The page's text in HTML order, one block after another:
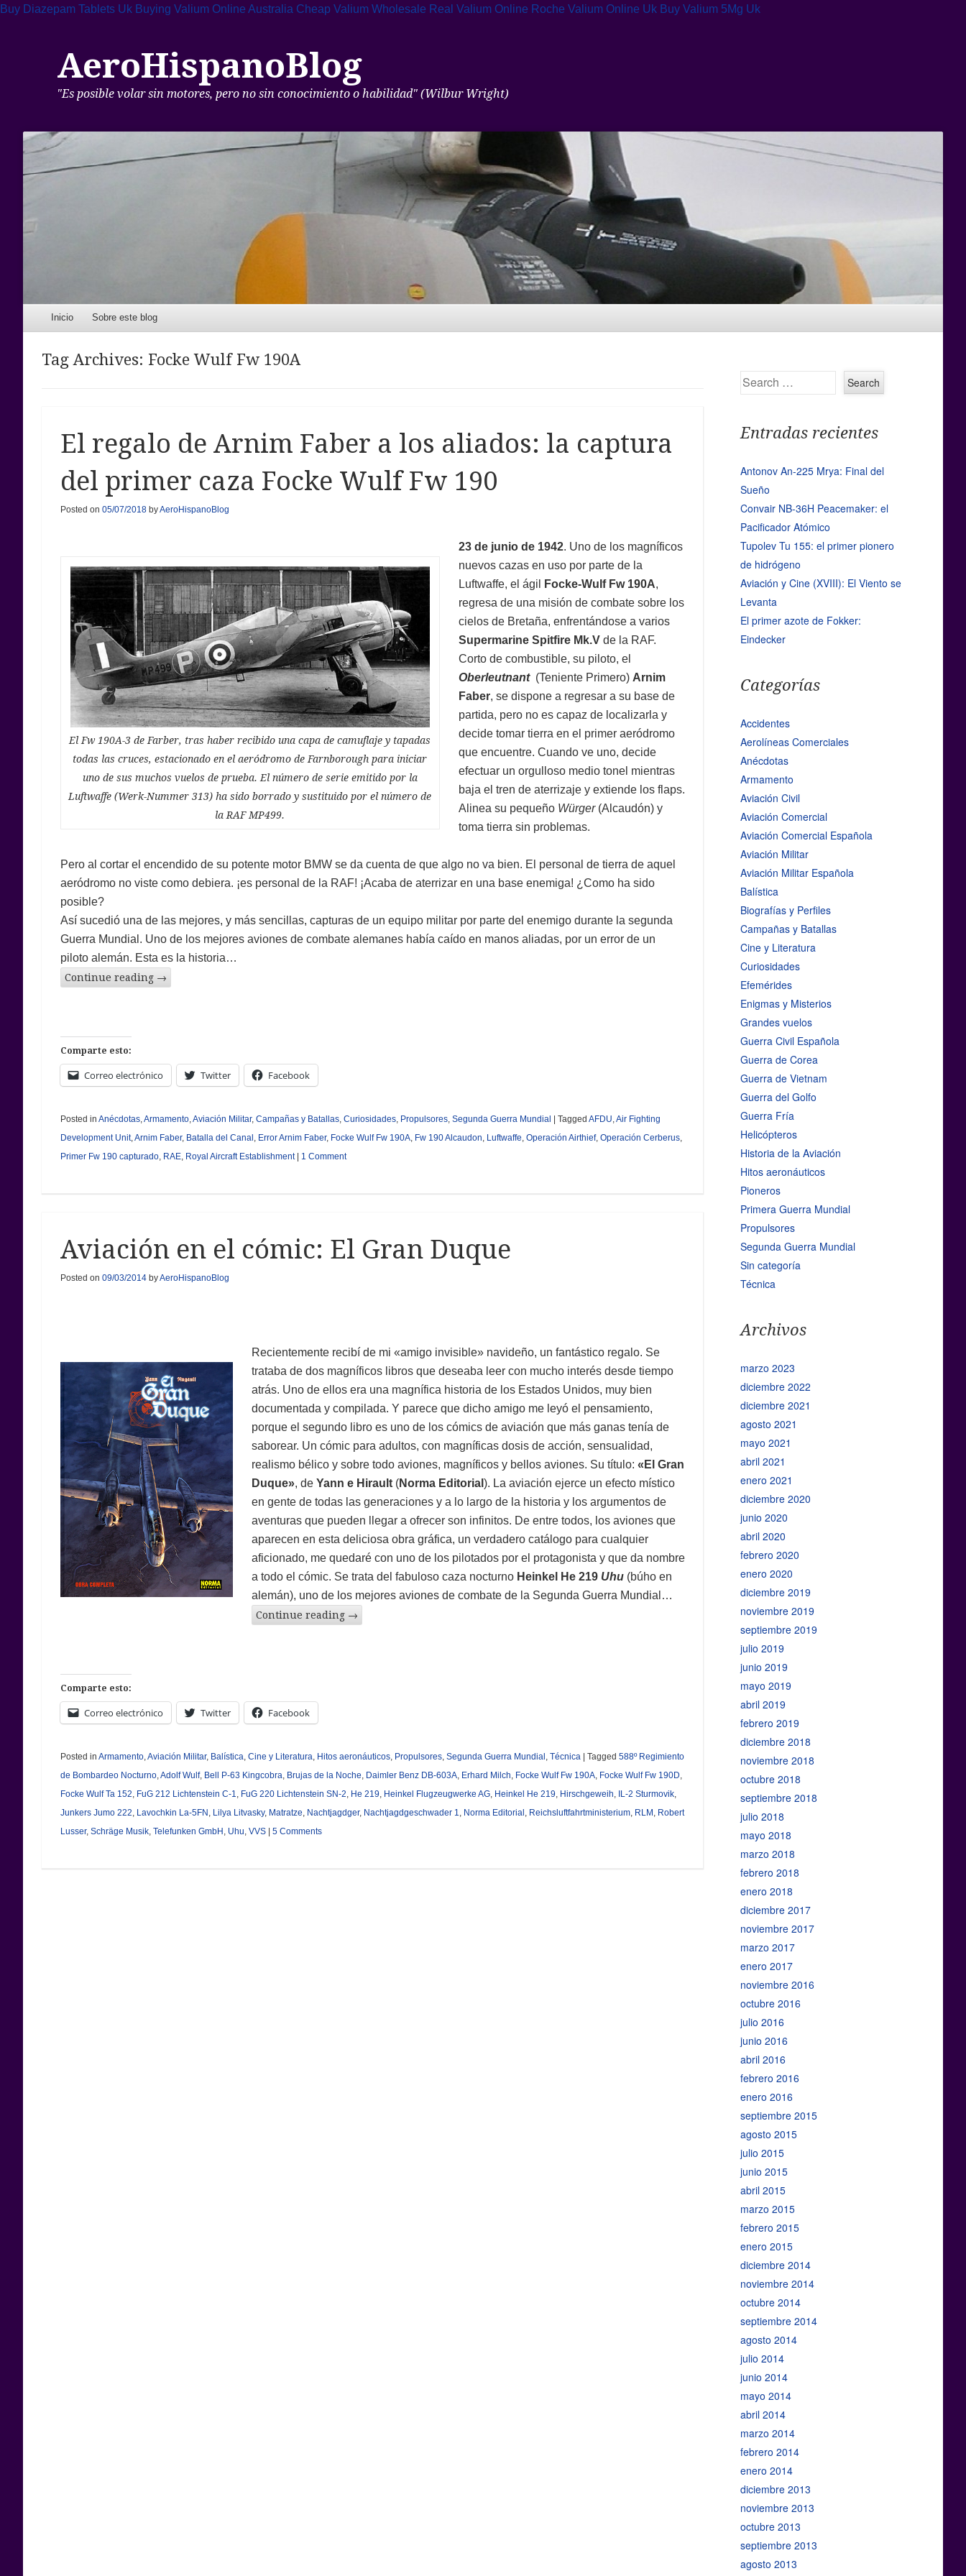
Buy Diazepam Tablets Uk Buying Valium Online Australia Cheap Valium Wholesale Real Valium Online Roche Valium Online Uk Buy Valium 5Mg Uk
AeroHispanoBlog
"Es posible volar sin motores, pero no sin conocimiento o habilidad" (Wilbur Wright)
Menu
Skip to content
Inicio Sobre este blog
Tag Archives: Focke Wulf Fw 190A
El regalo de Arnim Faber a los aliados: la captura
del primer caza Focke Wulf Fw 190
Posted on 05/07/2018byAeroHispanoBlog
El Fw 190A-3 de Farber, tras haber recibido una capa de camuflaje y tapadas
todas las cruces, estacionado en el aeródromo de Farnborough para iniciar
uno de sus muchos vuelos de prueba. El número de serie emitido por la
Luftwaffe (Werk-Nummer 313) ha sido borrado y sustituido por el número de
la RAF MP499.
23 de junio de 1942. Uno de los magníficos
nuevos cazas en uso por parte de la
Luftwaffe, el ágil
Focke-Wulf Fw 190A,
regresa de una misión de combate sobre los
cielos de Bretaña, enfrentándose a varios
Supermarine Spitfire Mk.Vde la RAF.
Corto de combustible, su piloto, el
Oberleutnant (Teniente Primero) Arnim
Faber, se dispone a regresar a su base de
partida, pero no es capaz de localizarla y
decide tomar tierra en el primer aeródromo
que encuentre. Cuando ve uno, decide
efectuar un orgulloso medio tonel mientras
baja el tren de aterrizaje y extiende los flaps.
Alinea su pequeño Würger(Alcaudón) y
toma tierra sin problemas.
Pero al cortar el encendido de su potente motor BMW se da cuenta de que algo no va bien. El personal de tierra de aquel
aeródromo no viste como debiera. ¡es personal de la RAF! ¡Acaba de aterrizar en una base enemiga! ¿Como ha sido
posible?
Así sucedió una de las mejores, y más sencillas, capturas de un equipo militar por parte del enemigo durante la segunda
Guerra Mundial. Uno de los mejores aviones de combate alemanes había caído en manos aliadas, por un error de un
piloto alemán. Esta es la historia…
Continue reading →
Comparte esto:
Correo electrónico Twitter Facebook
Posted in Anécdotas,Armamento,Aviación Militar, Campañas y Batallas, Curiosidades, Propulsores, Segunda Guerra Mundial | Tagged AFDU,Air Fighting
Development Unit,Arnim Faber, Batalla del Canal, Error Arnim Faber, Focke Wulf Fw 190A, Fw 190 Alcaudon, Luftwaffe, Operación Airthief, Operación Cerberus,
Primer Fw 190 capturado, RAE, Royal Aircraft Establishment | 1 Comment
Aviación en el cómic: El Gran Duque
Posted on 09/03/2014byAeroHispanoBlog
Recientemente recibí de mi «amigo invisible» navideño, un fantástico regalo. Se
trataba de dos magníficos libros que deseaba leer con mucho interés desde tiempo
atrás. Uno de ellos era una magnífica historia de los Estados Unidos, muy bien
documentada y compilada. Y parece que dicho amigo me leyó el pensamiento,
porque el segundo libro es uno de los cómics de aviación que más ganas tenía de
saborear. Un cómic para adultos, con magníficas dosis de acción, sensualidad,
realismo bélico y sobre todo aviones, magníficos y bellos aviones. Su título: «El Gran
Duque», de Yann e Hirault (Norma Editorial ). La aviación ejerce un efecto místico
en gente de todas las generaciones y a lo largo de la historia y los argumentos de
aventuras que pueden llegar a ofrecer son infinitos. De entre todos, los aviones que
aparecen en esta deliciosa obra gráfica, un verdadero catálogo para cualquier
aficionado, me quedaré con uno de los pilotados por el protagonista y que da nombre
a todo el cómic. Se trata del fabuloso caza nocturno Heinkel He 219 Uhu(búho en
alemán), uno de los mejores aviones de combate de la Segunda Guerra Mundial…
Continue reading →
Comparte esto:
Correo electrónico Twitter Facebook
Posted in Armamento,Aviación Militar, Balística, Cine y Literatura, Hitos aeronáuticos, Propulsores, Segunda Guerra Mundial, Técnica | Tagged 588º Regimiento
de Bombardeo Nocturno,Adolf Wulf, Bell P-63 Kingcobra, Brujas de la Noche, Daimler Benz DB-603A, Erhard Milch, Focke Wulf Fw 190A, Focke Wulf Fw 190D,
Focke Wulf Ta 152, FuG 212 Lichtenstein C-1, FuG 220 Lichtenstein SN-2, He 219, Heinkel Flugzeugwerke AG, Heinkel He 219, Hirschgeweih, IL-2 Sturmovik,
Junkers Jumo 222, Lavochkin La-5FN, Lilya Litvasky, Matratze, Nachtjagdger, Nachtjagdgeschwader 1, Norma Editorial, Reichsluftfahrtministerium, RLM, Robert
Lusser, Schräge Musik, Telefunken GmbH, Uhu, VVS | 5 Comments
Search
Entradas recientes
Antonov An-225 Mrya: Final del
Sueño
Convair NB-36H Peacemaker: el
Pacificador Atómico
Tupolev Tu 155: el primer pionero
de hidrógeno
Aviación y Cine (XVIII): El Viento se
Levanta
El primer azote de Fokker:
Eindecker
Categorías
Accidentes
Aerolíneas Comerciales
Anécdotas
Armamento
Aviación Civil
Aviación Comercial
Aviación Comercial Española
Aviación Militar
Aviación Militar Española
Balística
Biografías y Perfiles
Campañas y Batallas
Cine y Literatura
Curiosidades
Efemérides
Enigmas y Misterios
Grandes vuelos
Guerra Civil Española
Guerra de Corea
Guerra de Vietnam
Guerra del Golfo
Guerra Fría
Helicópteros
Historia de la Aviación
Hitos aeronáuticos
Pioneros
Primera Guerra Mundial
Propulsores
Segunda Guerra Mundial
Sin categoría
Técnica
Archivos
marzo 2023
diciembre 2022
diciembre 2021
agosto 2021
mayo 2021
abril 2021
enero 2021
diciembre 2020
junio 2020
abril 2020
febrero 2020
enero 2020
diciembre 2019
noviembre 2019
septiembre 2019
julio 2019
junio 2019
mayo 2019
abril 2019
febrero 2019
diciembre 2018
noviembre 2018
octubre 2018
septiembre 2018
julio 2018
mayo 2018
marzo 2018
febrero 2018
enero 2018
diciembre 2017
noviembre 2017
marzo 2017
enero 2017
noviembre 2016
octubre 2016
julio 2016
junio 2016
abril 2016
febrero 2016
enero 2016
septiembre 2015
agosto 2015
julio 2015
junio 2015
abril 2015
marzo 2015
febrero 2015
enero 2015
diciembre 2014
noviembre 2014
octubre 2014
septiembre 2014
agosto 2014
julio 2014
junio 2014
mayo 2014
abril 2014
marzo 2014
febrero 2014
enero 2014
diciembre 2013
noviembre 2013
octubre 2013
septiembre 2013
agosto 2013